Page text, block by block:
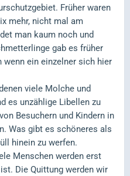
Früher waren
mehr, nicht mal am
man kaum noch und
gab es früher
wenn ein einzelner sich hier
viele Molche und
es unzählige Libellen zu
Besuchern und Kindern in
Was gibt es schöneres als
hinein zu werfen.
Menschen werden erst
Die Quittung werden wir